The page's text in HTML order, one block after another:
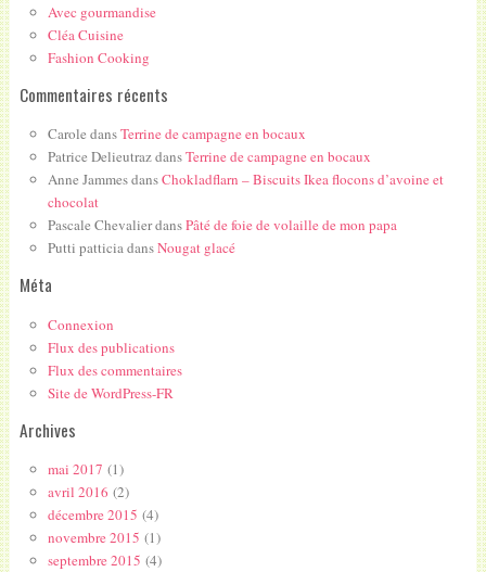
Avec gourmandise
Cléa Cuisine
Fashion Cooking
Commentaires récents
Carole dansTerrine de campagne en bocaux
Patrice DelieutrazdansTerrine de campagne en bocaux
Anne JammesdansChokladflarn – Biscuits Ikea flocons d’avoine et
chocolat
Pascale ChevalierdansPâté de foie de volaille de mon papa
Putti patticiadansNougat glacé
Méta
Connexion
Flux des publications
Flux des commentaires
Site de WordPress-FR
Archives
mai 2017 (1)
avril 2016 (2)
décembre 2015 (4)
novembre 2015 (1)
septembre 2015 (4)